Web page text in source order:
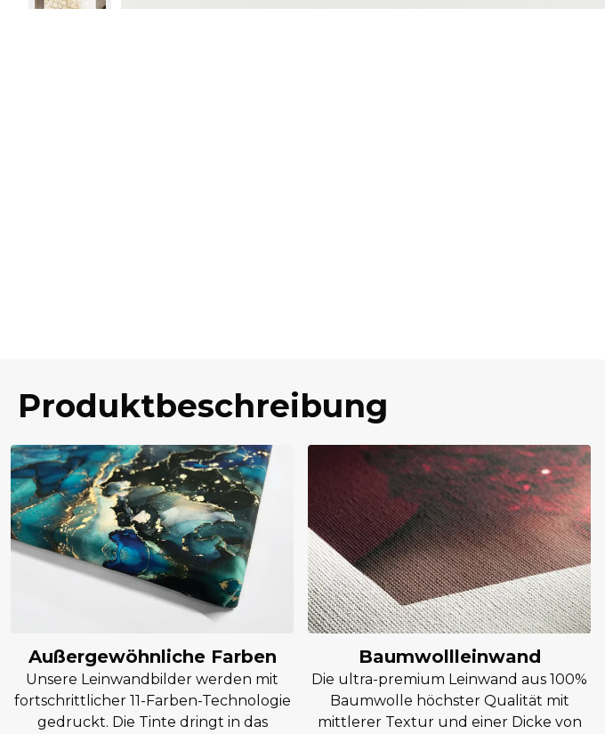
Produktbeschreibung
Außergewöhnliche Farben
Unsere Leinwandbilder werden mit
fortschrittlicher 11-Farben-Technologie
gedruckt. Die Tinte dringt in das
Baumwollleinwand
Die ultra-premium Leinwand aus 100%
Baumwolle höchster Qualität mit
mittlerer Textur und einer Dicke von